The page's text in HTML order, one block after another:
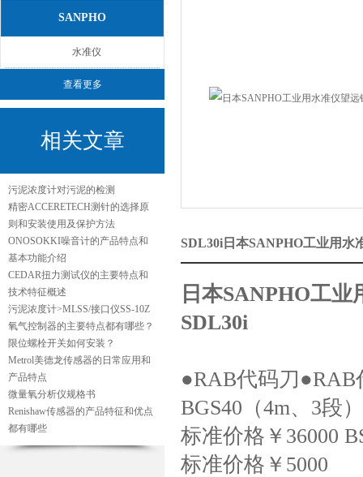
SANPHO
水准仪
查看更多
相关文章
污泥浓度计对污泥的检测
精密ACCERETECH测针的选择原
则和安装使用及保护方法
ONOSOKKI噪音计的产品特点和
基本功能介绍
CEDAR扭力测试仪的主要特点和
技术特征概述
污泥浓度计>MLSS/接口仪SS-10Z
氧气控制器的主要特点都有哪些？
限位螺栓开关如何安装？
Metrol美德龙传感器的日常应用和
产品特点
微量氧分析仪规格书
Renishaw传感器的产品特征和优点
都有哪些
SDL30i日本SANPHO工业用水
日本SANPHO工
SDL30i
●RAB代码刀
BGS40（4m、3段）
标准价格￥36000
标准价格￥5000